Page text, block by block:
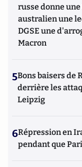
russe donne
australien une
DGSE une
Macron
5Bons baisers de
derrière les
Leipzig
6Répression en
pendant que